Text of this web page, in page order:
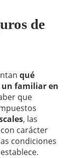
de
qué
un familiar en
que
, las
carácter
condiciones